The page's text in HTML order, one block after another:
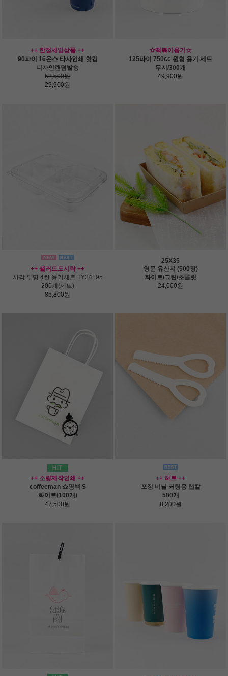
++ 한정세일상품 ++
90파이 16온스 타사인쇄 핫컵
디자인랜덤발송
52,500원
29,900원
☆떡볶이용기☆
125파이 750cc 원형 용기 세트
무지/300개
49,900원
++ 샐러드도시락 ++
사각 투명 4칸 용기세트 TY24195
200개(세트)
85,800원
25X35
영문 유산지 (500장)
화이트/그린/초콜릿
24,000원
++ 소량제작인쇄 ++
coffeeman 쇼핑백 S
화이트(100개)
47,500원
++ 하트 ++
포장 비닐 커팅용 랩칼
500개
8,200원